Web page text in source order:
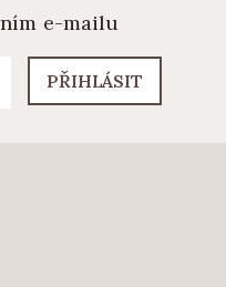
e-mailu
PŘIHLÁSIT